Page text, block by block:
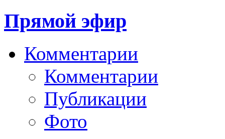
Прямой эфир
Комментарии
Комментарии
Публикации
Фото